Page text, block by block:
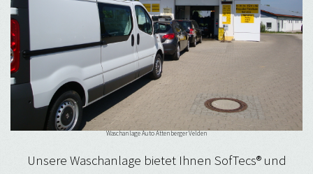
Waschanlage Auto Attenberger Velden
Unsere Waschanlage bietet Ihnen SofTecs® und